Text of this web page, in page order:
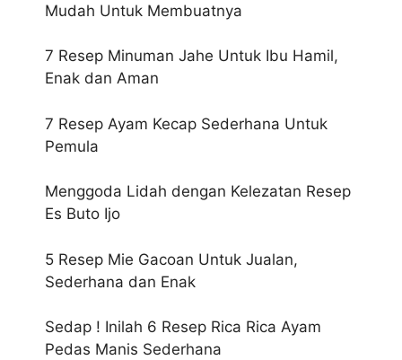
Mudah Untuk Membuatnya
7 Resep Minuman Jahe Untuk Ibu Hamil,
Enak dan Aman
7 Resep Ayam Kecap Sederhana Untuk
Pemula
Menggoda Lidah dengan Kelezatan Resep
Es Buto Ijo
5 Resep Mie Gacoan Untuk Jualan,
Sederhana dan Enak
Sedap ! Inilah 6 Resep Rica Rica Ayam
Pedas Manis Sederhana